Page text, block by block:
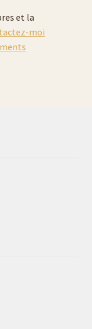
et la
moi